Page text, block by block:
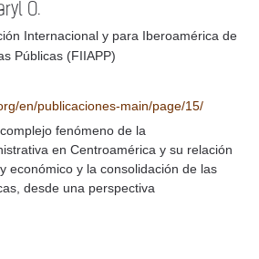
O.
Internacional y para Iberoamérica de
Públicas (FIIAPP)
en/publicaciones-main/page/15/
fenómeno de la
en Centroamérica y su relación
económico y la consolidación de las
desde una perspectiva